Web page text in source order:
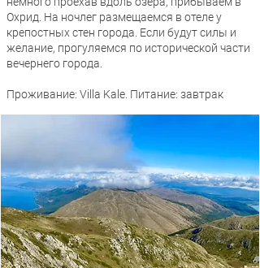
Охрид. На ночлег размещаемся в отеле у
крепостных стен города. Если будут силы и
желание, прогуляемся по исторической части
вечернего города.
Проживание: Villa Kale. Питание: завтрак